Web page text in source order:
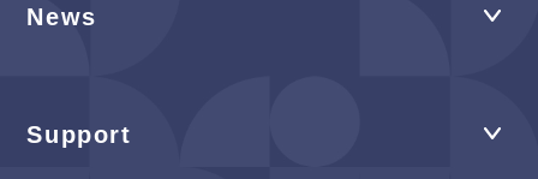
News
Support